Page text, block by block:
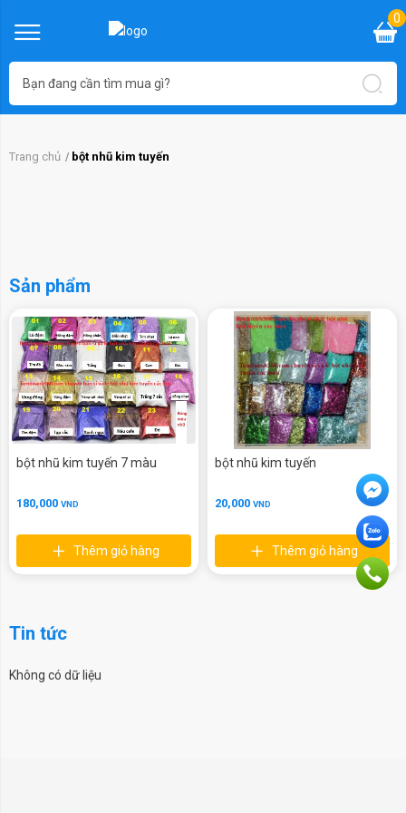
0
Trang chủ bột nhũ kim tuyến
Sản phẩm
bột nhũ kim tuyến 7 màu
180,000 VND
Thêm giỏ hàng
bột nhũ kim tuyến
20,000 VND
Thêm giỏ hàng
Tin tức
Không có dữ liệu